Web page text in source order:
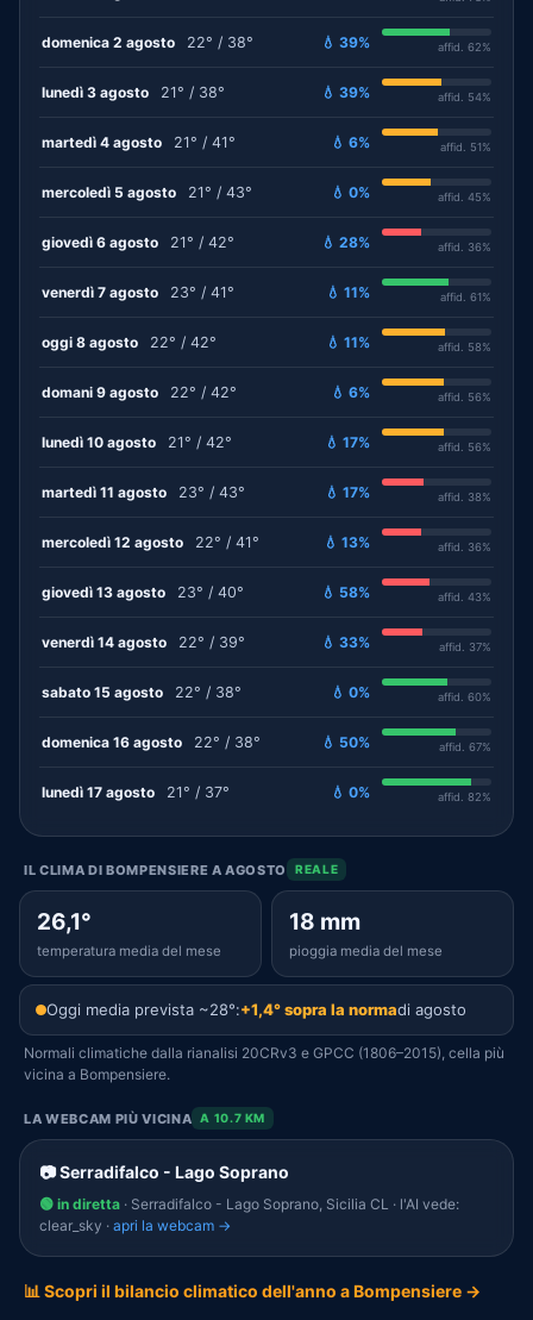
domenica 2 agosto 22° / 38° 💧 39% affid. 62%
lunedì 3 agosto 21° / 38° 💧 39% affid. 54%
martedì 4 agosto 21° / 41° 💧 6% affid. 51%
mercoledì 5 agosto 21° / 43° 💧 0% affid. 45%
giovedì 6 agosto 21° / 42° 💧 28% affid. 36%
venerdì 7 agosto 23° / 41° 💧 11% affid. 61%
oggi 8 agosto 22° / 42° 💧 11% affid. 58%
domani 9 agosto 22° / 42° 💧 6% affid. 56%
lunedì 10 agosto 21° / 42° 💧 17% affid. 56%
martedì 11 agosto 23° / 43° 💧 17% affid. 38%
mercoledì 12 agosto 22° / 41° 💧 13% affid. 36%
giovedì 13 agosto 23° / 40° 💧 58% affid. 43%
venerdì 14 agosto 22° / 39° 💧 33% affid. 37%
sabato 15 agosto 22° / 38° 💧 0% affid. 60%
domenica 16 agosto 22° / 38° 💧 50% affid. 67%
lunedì 17 agosto 21° / 37° 💧 0% affid. 82%
IL CLIMA DI BOMPENSIERE A AGOSTO REALE
26,1°
temperatura media del mese
18 mm
pioggia media del mese
Oggi media prevista ~28°:+1,4° sopra la normadi agosto
Normali climatiche dalla rianalisi 20CRv3 e GPCC (1806–2015), cella più
vicina a Bompensiere.
LA WEBCAM PIÙ VICINA A 10.7 KM
📷 Serradifalco - Lago Soprano
🟢 in diretta · Serradifalco - Lago Soprano, Sicilia CL · l'AI vede:
clear_sky · apri la webcam →
📊 Scopri il bilancio climatico dell'anno a Bompensiere →